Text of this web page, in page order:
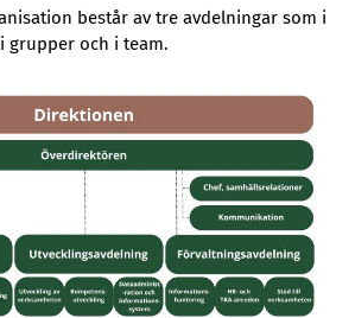
består av tre avdelningar som i
grupper och i team.